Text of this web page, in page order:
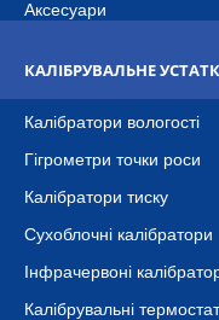
Аксесуари
КАЛІБРУВАЛЬНЕ
Калібратори вологості
Гігрометри точки роси
Калібратори тиску
Сухоблочні калібратори
Інфрачервоні
Калібрувальні